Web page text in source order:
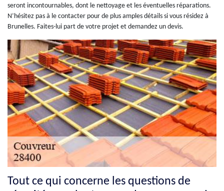
seront incontournables, dont le nettoyage et les éventuelles réparations.
N’hésitez pas à le contacter pour de plus amples détails si vous résidez à
Brunelles. Faites-lui part de votre projet et demandez un devis.
Tout ce qui concerne les questions de